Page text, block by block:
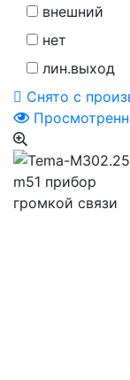
внешний
нет
лин.выход
Снято с